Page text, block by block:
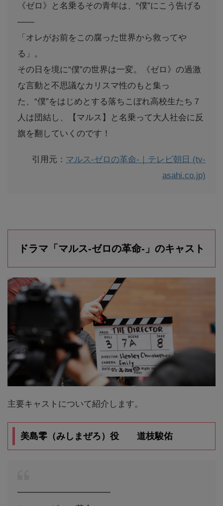
《ゼロ》と名乗るその青年は、“僕”にこう告げる
――
「オレがお前をこの腐った世界から救ってや
る」。
その日を境に“僕”の世界は一変。《ゼロ》の過激
な言動と不思議なカリスマ性のもと集っ
た、“僕”をはじめとする落ちこぼれ高校生たち７
人は団結し、【マルス】と名乗って大人社会に反
旗を翻していくのです！
引用元： マルス-ゼロの革命-｜テレビ朝日 (tv-
asahi.co.jp)
ドラマ「マルス-ゼロの革命-」のキャスト
主要キャストについて紹介します。
美島零（みしまぜろ）役 道枝駿佑
━━━━━━━━━━━